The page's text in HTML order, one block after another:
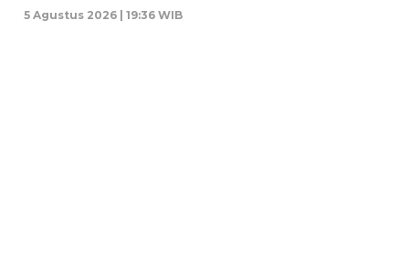
5 Agustus 2026 | 19:36 WIB